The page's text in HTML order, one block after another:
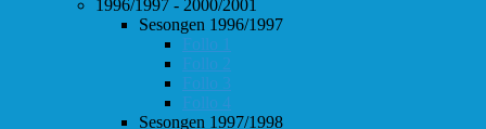
1996/1997 - 2000/2001
Sesongen 1996/1997
Follo 1
Follo 2
Follo 3
Follo 4
Sesongen 1997/1998